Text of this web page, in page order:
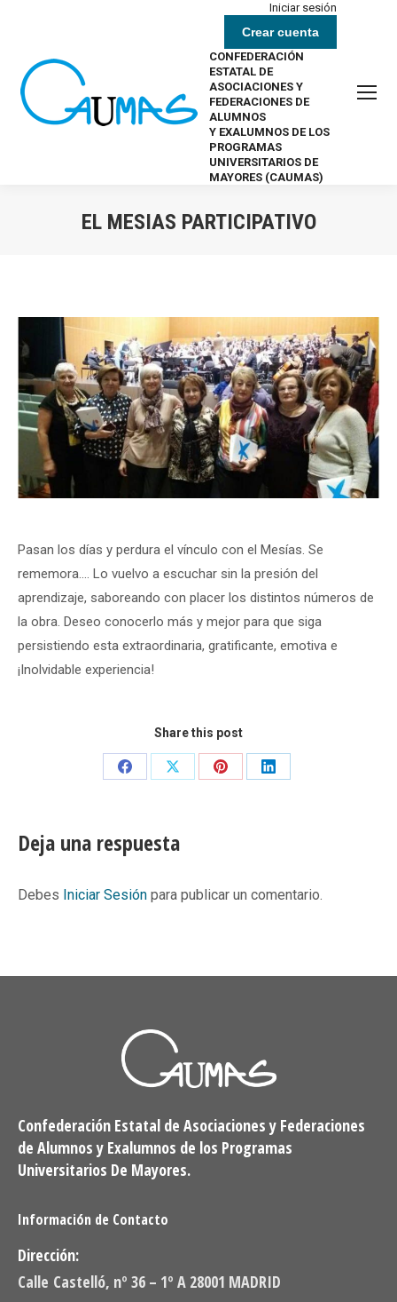
Iniciar sesión
Crear cuenta
CONFEDERACIÓN
ESTATAL DE
ASOCIACIONES Y
FEDERACIONES DE
ALUMNOS
Y EXALUMNOS DE LOS
PROGRAMAS
UNIVERSITARIOS DE
MAYORES (CAUMAS)
EL MESIAS PARTICIPATIVO
Pasan los días y perdura el vínculo con el Mesías. Se
rememora.… Lo vuelvo a escuchar sin la presión del
aprendizaje, saboreando con placer los distintos números de
la obra. Deseo conocerlo más y mejor para que siga
persistiendo esta extraordinaria, gratificante, emotiva e
¡Inolvidable experiencia!
Share this post
Share
Share
Share
Share
Deja una respuesta
Debes Iniciar Sesión para publicar un comentario.
Confederación Estatal de Asociaciones y Federaciones
de Alumnos y Exalumnos de los Programas
Universitarios De Mayores.
Información de Contacto
Dirección:
Calle Castelló, nº 36 – 1º A 28001 MADRID